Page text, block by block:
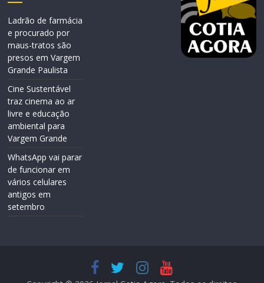
Ladrão de farmácia
e procurado por
maus-tratos são
presos em Vargem
Grande Paulista
Cine Sustentável
traz cinema ao ar
livre e educação
ambiental para
Vargem Grande
WhatsApp vai parar
de funcionar em
vários celulares
antigos em
setembro